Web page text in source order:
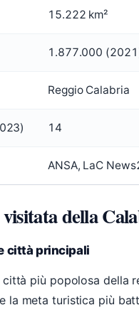
15.222 km²
1.877.000
Reggio Calabria
14
ANSA, LaC
della
città principali
più popolosa della
la meta turistica più